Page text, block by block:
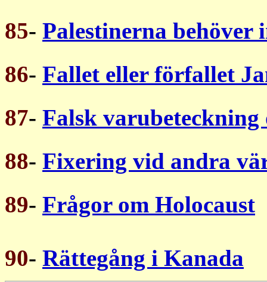
85- Palestinerna behöver
86- Fallet eller förfallet
87- Falsk
88- Fixering vid andra
89- Frågor om Holocaust
90- Rättegång i Kanada